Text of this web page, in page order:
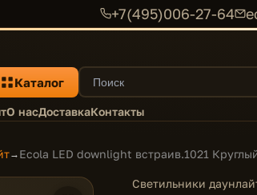
+7(495)006-27-64
Каталог
О насДоставкаКонтакты
→ Ecola LED downlight встраив.1021
Светильники